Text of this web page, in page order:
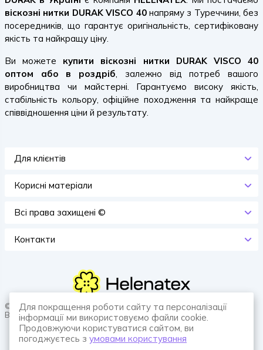
віскозні нитки DURAK VISCO 40напряму з Туреччини, без
посередників, що гарантує оригінальність, сертифіковану
якість та найкращу ціну.
Ви можете купити віскозні нитки DURAK VISCO 40
оптом або в роздріб, залежно від потреб вашого
виробництва чи майстерні. Гарантуємо високу якість,
стабільність кольору, офіційне походження та найкраще
співвідношення ціни й результату.
Для клієнтів
Корисні матеріали
Всi права захищенi ©
Контакти
© 2026 HELENATEX «Ґудзики, вішаки, нитки. Власне виробництво.
Все для швейної справи.»
Для покращення роботи сайту та персоналізації
інформації ми використовуємо файли cookie.
Продовжуючи користуватися сайтом, ви
погоджуєтесь з умовами користування